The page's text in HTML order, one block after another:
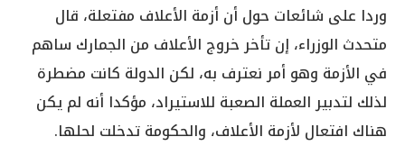
وردا على شائعات حول أن أزمة الأعلاف مفتعلة، قال
متحدث الوزراء، إن تأخر خروج الأعلاف من الجمارك ساهم
في الأزمة وهو أمر نعترف به، لكن الدولة كانت مضطرة
لذلك لتدبير العملة الصعبة للاستيراد، مؤكدا أنه لم يكن
هناك افتعال لأزمة الأعلاف، والحكومة تدخلت لحلها.